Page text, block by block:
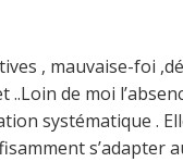
, mauvaise-foi
de moi
systématique .
s’adapter